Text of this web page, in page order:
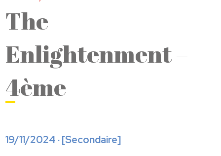
The
Enlightenment –
4ème
19/11/2024 · [Secondaire]